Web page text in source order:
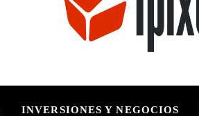
INVERSIONES Y NEGOCIOS